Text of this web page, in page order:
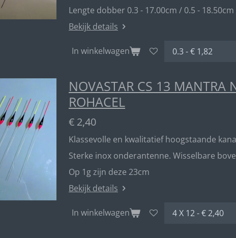
Lengte dobber 0.3 - 17.00cm / 0.5 -
Bekijk details
In winkelwagen
NOVASTAR CS 13 MANTRA
ROHACEL
€ 2,40
Klassevolle en kwalitatief hoogstaande
Sterke inox onderantenne. Wisselbare
Op 1g zijn deze 23cm
Bekijk details
In winkelwagen